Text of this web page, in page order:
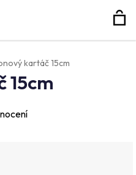
Hledat
kartáč 15cm
15cm